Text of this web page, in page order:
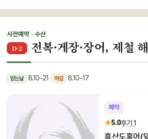
사전예약 · 수산
D-2 전복·게장·장어, 제철
받는날 8.10~21 · 마감 8.10~17
예약
★5.0후기 1
흑산도홍어(